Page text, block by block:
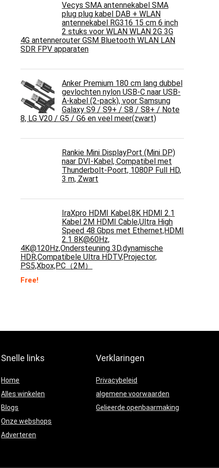
Vecys SMA antennekabel SMA
plug plug kabel DAB + WLAN
antennekabel RG316 15 cm 6 inch
2 stuks voor WLAN WLAN 2G 3G
4G antennerouter GSM Bluetooth WLAN LAN
SDR FPV apparaten
Anker Premium 180 cm lang dubbel
gevlochten nylon USB-C naar USB-
A-kabel (2-pack), voor Samsung
Galaxy S9 / S9+ / S8 / S8+ / Note
8, LG V20 / G5 / G6 en veel meer(zwart)
Rankie Mini DisplayPort (Mini DP)
naar DVI-Kabel, Compatibel met
Thunderbolt-Poort, 1080P Full HD,
3 m, Zwart
IraXpro HDMI Kabel,8K HDMI 2.1
Kabel 2M HDMI Cable,Ultra High
Speed 48 Gbps met Ethernet,HDMI
2.1 8K@60Hz,
4K@120Hz,Ondersteuning 3D,dynamische
HDR,Compatibele Ultra HDTV,Projector,
PS5,Xbox,PC（2M）
Free!
Snelle links
Home
Alles winkelen
Blogs
Onze webshops
Adverteren
Verklaringen
Privacybeleid
algemene voorwaarden
Gelieerde openbaarmaking